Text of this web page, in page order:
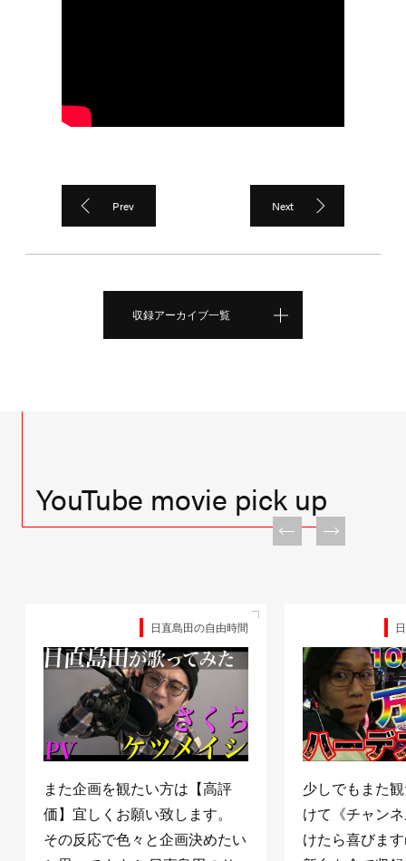
Prev Next
収録アーカイブ一覧
YouTube movie pick up
日直島田の自由時間
また企画を観たい方は【高評
価】宜しくお願い致します。
その反応で色々と企画決めたい
少しでもまた
けて《チャン
けたら喜びま